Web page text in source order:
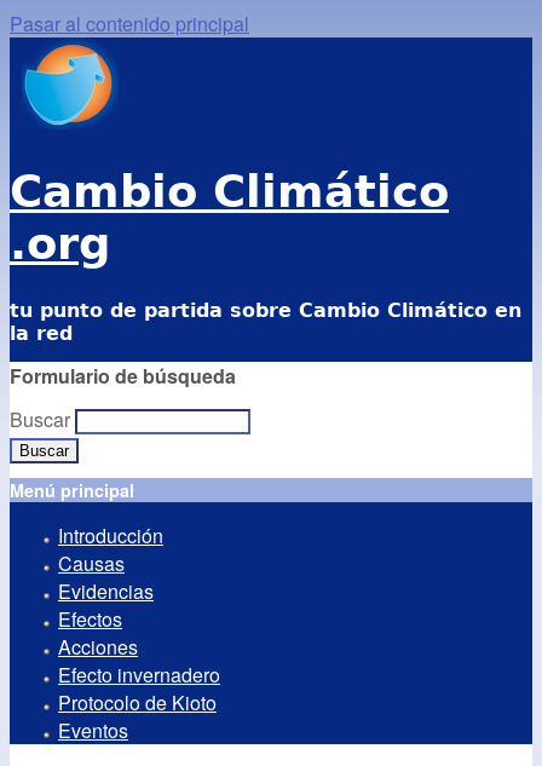
Pasar al contenido principal
Cambio Climático
.org
tu punto de partida sobre Cambio Climático en
la red
Formulario de búsqueda
Buscar
Menú principal
Introducción
Causas
Evidencias
Efectos
Acciones
Efecto invernadero
Protocolo de Kioto
Eventos